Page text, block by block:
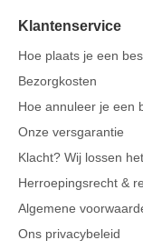
Klantenservice
Hoe plaats je een
Bezorgkosten
Hoe annuleer je een
Onze versgarantie
Klacht? Wij lossen
Herroepingsrecht &
Algemene
Ons privacybeleid